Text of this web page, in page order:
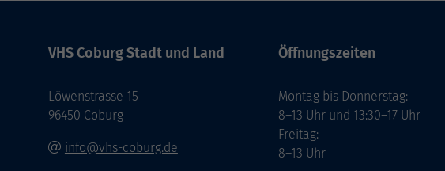
VHS Coburg Stadt und Land
Löwenstrasse 15
96450 Coburg
info@vhs-coburg.de
Öffnungszeiten
Montag bis Donnerstag:
8–13 Uhr und 13:30–17 Uhr
Freitag:
8–13 Uhr